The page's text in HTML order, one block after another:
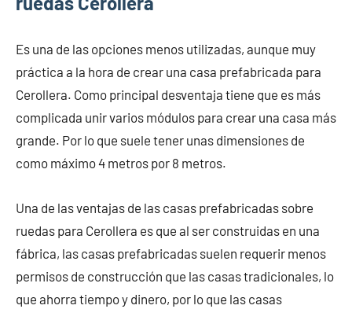
Es una de las opciones menos utilizadas, aunque muy
práctica a la hora de crear una casa prefabricada para
Cerollera. Como principal desventaja tiene que es más
complicada unir varios módulos para crear una casa más
grande. Por lo que suele tener unas dimensiones de
como máximo 4 metros por 8 metros.
Una de las ventajas de las casas prefabricadas sobre
ruedas para Cerollera es que al ser construidas en una
fábrica, las casas prefabricadas suelen requerir menos
permisos de construcción que las casas tradicionales, lo
que ahorra tiempo y dinero, por lo que las casas